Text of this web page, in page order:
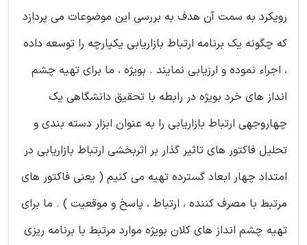
رویکرد به سمت آن هدف به بررسی این موضوعات می پردازد
که چگونه یک برنامه ارتباط بازاریابی یکپارچه را توسعه داده
، اجراء نموده و ارزیابی نمایند . بویژه ، ما برای تهیه چشم
انداز های خرد بویژه در رابطه با تحقیق دانشگاهی یک
چهاروجهی ارتباط بازاریابی را به عنوان ابزار دسته بندی و
تحلیل فاکتور های تاثیر گذار بر اثربخشی ارتباط بازاریابی در
امتداد چهار ابعاد گسترده تهیه می کنیم ( یعنی فاکتور های
مرتبط با مصرف کننده ، ارتباط ، پاسخ و موقعیت ) . ما برای
تهیه چشم انداز های کلان بویژه موارد مرتبط با برنامه ریزی